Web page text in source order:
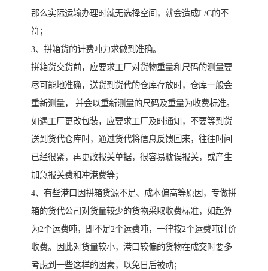
那么实际运输办理时就无选择空间，就会造成L/C的不
符；
3、拼箱货的计费吨力求做到准确。
拼箱货交货前，应要求工厂对货物重量和尺码的测量要
尽可能地准确，送货到货代的仓库存放时，仓库一般会
重新测量， 并会以重新测量的尺码及重量为收费标准。
如遇工厂更改包装，应要求工厂及时通知，不要等到货
送到货代仓库时，通过货代将信息反馈回来，往往时间
已经很紧，再更改报关单据，很容易耽误报关，或产生
加急报关费和冲港费等；
4、有些港口因拼箱货源不足、成本偏高等原因，专做拼
箱的货代公司对货量较少的货物采取收费标准，如起算
为2个运费吨，即不足2个运费吨，一律按2个运费吨计价
收费。因此对货量较小，港口较偏的货物在成交时要多
考虑到一些这样的因素，以免日后被动；